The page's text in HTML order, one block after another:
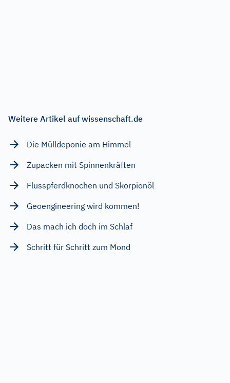
Weitere Artikel auf wissenschaft.de
Die Mülldeponie am Himmel
Zupacken mit Spinnenkräften
Flusspferdknochen und Skorpionöl
Geoengineering wird kommen!
Das mach ich doch im Schlaf
Schritt für Schritt zum Mond